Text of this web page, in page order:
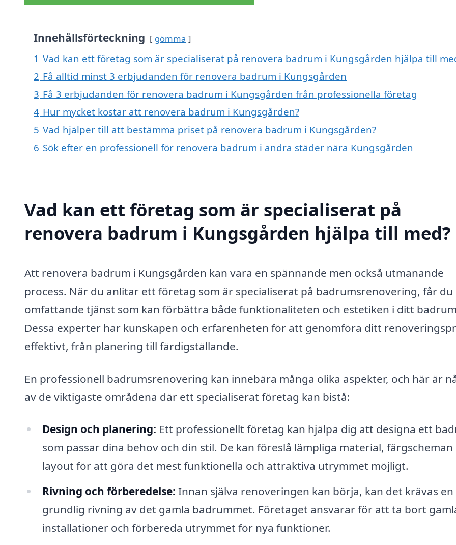
Innehållsförteckning gömma
1 Vad kan ett företag som är specialiserat på renovera badrum i Kungsgården hjälpa till
2 Få alltid minst 3 erbjudanden för renovera badrum i Kungsgården
3 Få 3 erbjudanden för renovera badrum i Kungsgården från professionella företag
4 Hur mycket kostar att renovera badrum i Kungsgården?
5 Vad hjälper till att bestämma priset på renovera badrum i Kungsgården?
6 Sök efter en professionell för renovera badrum i andra städer nära Kungsgården
Vad kan ett företag som är specialiserat på
renovera badrum i Kungsgården hjälpa till med?
Att renovera badrum i Kungsgården kan vara en spännande men också utmanande
process. När du anlitar ett företag som är specialiserat på badrumsrenovering, får du
omfattande tjänst som kan förbättra både funktionaliteten och estetiken i ditt
Dessa experter har kunskapen och erfarenheten för att genomföra ditt
effektivt, från planering till färdigställande.
En professionell badrumsrenovering kan innebära många olika aspekter, och här är
av de viktigaste områdena där ett specialiserat företag kan bistå:
Design och planering: Ett professionellt företag kan hjälpa dig att designa ett
som passar dina behov och din stil. De kan föreslå lämpliga material, färgscheman
layout för att göra det mest funktionella och attraktiva utrymmet möjligt.
Rivning och förberedelse: Innan själva renoveringen kan börja, kan det krävas en
grundlig rivning av det gamla badrummet. Företaget ansvarar för att ta bort
installationer och förbereda utrymmet för nya funktioner.